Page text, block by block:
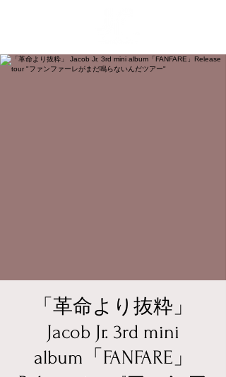
「革命より抜粋」
Jacob Jr. 3rd mini
album「FANFARE」